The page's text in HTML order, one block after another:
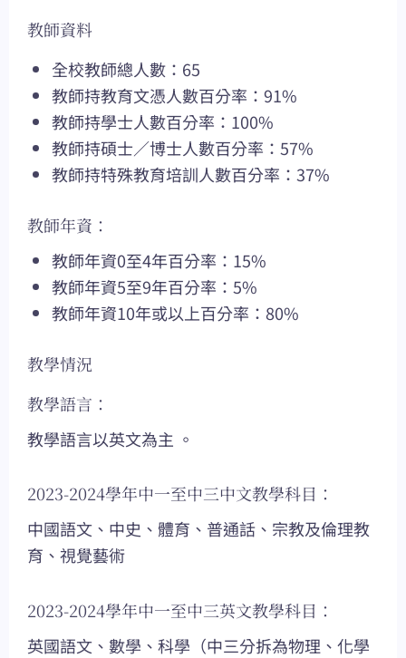
教師資料
全校教師總人數：65
教師持教育文憑人數百分率：91%
教師持學士人數百分率：100%
教師持碩士／博士人數百分率：57%
教師持特殊教育培訓人數百分率：37%
教師年資：
教師年資0至4年百分率：15%
教師年資5至9年百分率：5%
教師年資10年或以上百分率：80%
教學情況
教學語言：
教學語言以英文為主 。
2023-2024學年中一至中三中文教學科目：
中國語文、中史、體育、普通話、宗教及倫理教
育、視覺藝術
2023-2024學年中一至中三英文教學科目：
英國語文、數學、科學（中三分拆為物理、化學